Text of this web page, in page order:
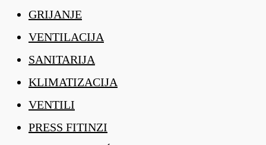
GRIJANJE
VENTILACIJA
SANITARIJA
KLIMATIZACIJA
VENTILI
PRESS FITINZI